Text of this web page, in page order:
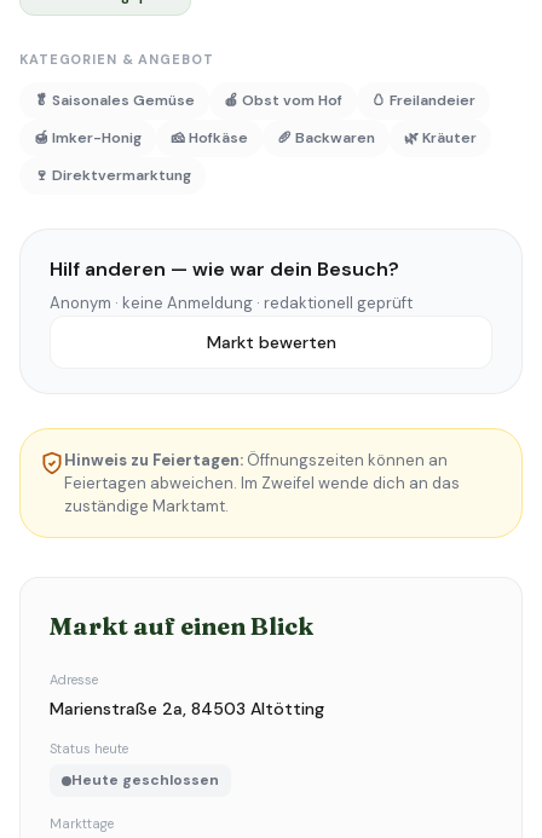
KATEGORIEN & ANGEBOT
🥬 Saisonales Gemüse 🍎 Obst vom Hof
🥚 Freilandeier
🍯 Imker-Honig
🧀 Hofkäse 🥖 Backwaren
🌿 Kräuter
🍷 Direktvermarktung
Hilf anderen — wie war dein Besuch?
Anonym · keine Anmeldung · redaktionell geprüft
Markt bewerten
Hinweis zu Feiertagen: Öffnungszeiten können an
Feiertagen abweichen. Im Zweifel wende dich an das
zuständige Marktamt.
Markt auf einen Blick
Adresse
Marienstraße 2a, 84503 Altötting
Status heute
Heute geschlossen
Markttage